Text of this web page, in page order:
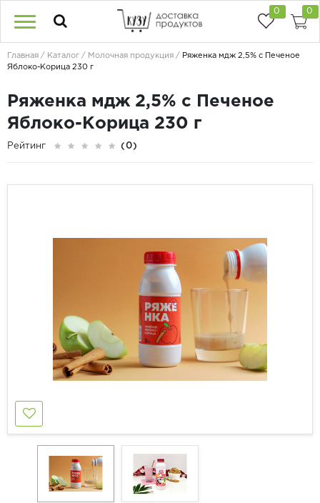
0 0
Главная Каталог Молочная продукция
Ряженка мдж 2,5% с Печеное
Яблоко-Корица 230 г
Ряженка мдж 2,5% с Печеное
Яблоко-Корица 230 г
Рейтинг (0)